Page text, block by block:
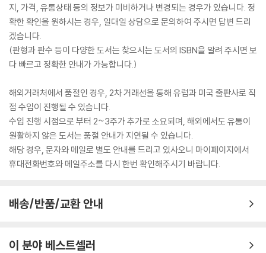
지, 가격, 유통상태 등의 정보가 미비하거나 변경되는 경우가 있습니다. 정
확한 확인을 원하시는 경우, 일대일 상담으로 문의하여 주시면 답변 드리
겠습니다.
(판형과 판수 등이 다양한 도서는 찾으시는 도서의 ISBN을 알려 주시면 보
다 빠르고 정확한 안내가 가능합니다.)
해외거래처에서 품절인 경우, 2차 거래선을 통해 유럽과 미국 출판사로 직
접 수입이 진행될 수 있습니다.
수입 진행 시점으로 부터 2~3주가 추가로 소요되며, 해외에서도 유통이
원활하지 않은 도서는 품절 안내가 지연될 수 있습니다.
해당 경우, 문자와 메일로 별도 안내를 드리고 있사오니 마이페이지에서
휴대전화번호와 메일주소를 다시 한번 확인해주시기 바랍니다.
배송/반품/교환 안내
이 분야 베스트셀러